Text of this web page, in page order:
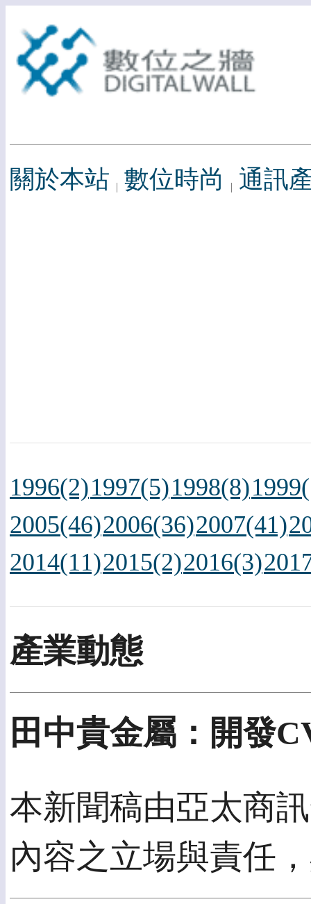
關於本站 數位時尚 通訊
1996(2)1997(5)1998(8)
2005(46)2006(36)2007(41)
2014(11)2015(2)2016(3)
產業動態
田中貴金屬：開發
本新聞稿由亞太商
內容之立場與責任